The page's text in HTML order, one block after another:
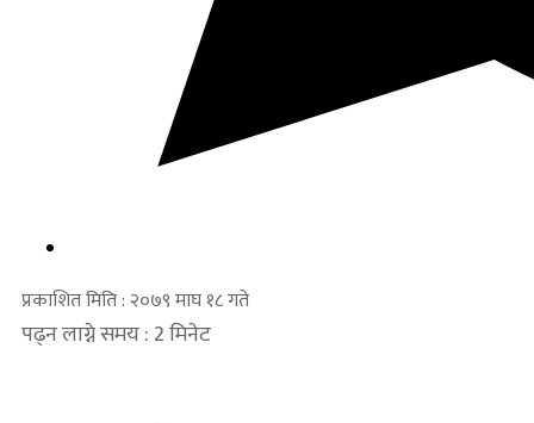
प्रकाशित मिति : २०७९ माघ १८ गते
पढ्न लाग्ने समय : 2 मिनेट